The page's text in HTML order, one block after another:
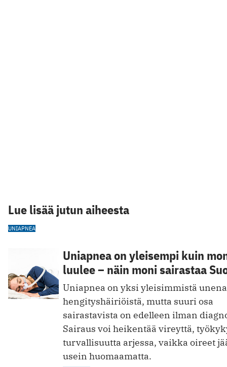
Lue lisää jutun aiheesta
UNIAPNEA
Uniapnea on yleisempi kuin
luulee – näin moni sairastaa
Uniapnea on yksi yleisimmistä
hengityshäiriöistä, mutta suuri osa
sairastavista on edelleen ilman
Sairaus voi heikentää vireyttä,
turvallisuutta arjessa, vaikka oireet
usein huomaamatta.